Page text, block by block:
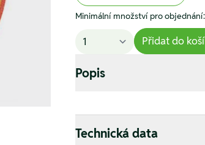
Minimální množství pro objednání:
Přidat do
Popis
Technická data